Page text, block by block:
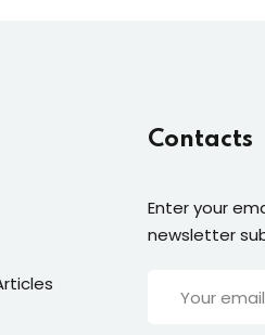
Contacts
Enter your
newsletter